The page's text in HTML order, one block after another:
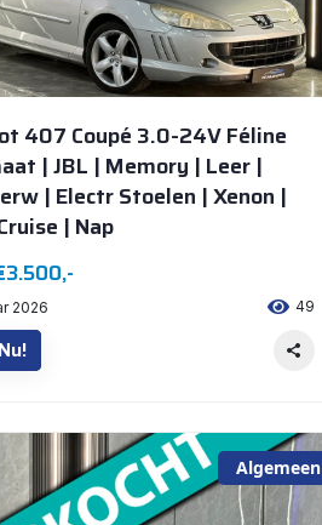
407 Coupé 3.0-24V Féline
| JBL | Memory | Leer |
| Electr Stoelen | Xenon |
| Nap
2026 49
Algemeen